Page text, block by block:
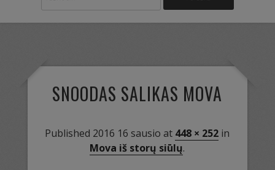
SNOODAS SALIKAS MOVA
Published 2016 16 sausio at 448 × 252 in
Mova iš storų siūlų.